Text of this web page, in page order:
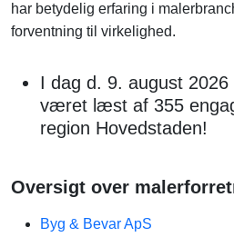
har betydelig erfaring i
forventning til virkelighed.
I dag d. 9. august
været læst af 355
region Hovedstaden!
Oversigt over
Byg & Bevar ApS